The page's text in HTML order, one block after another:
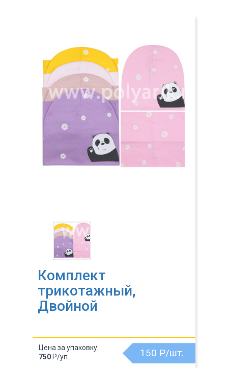
Комплект
трикотажный,
Двойной
150 Р/шт.
Цена за упаковку:
750 Р/уп.